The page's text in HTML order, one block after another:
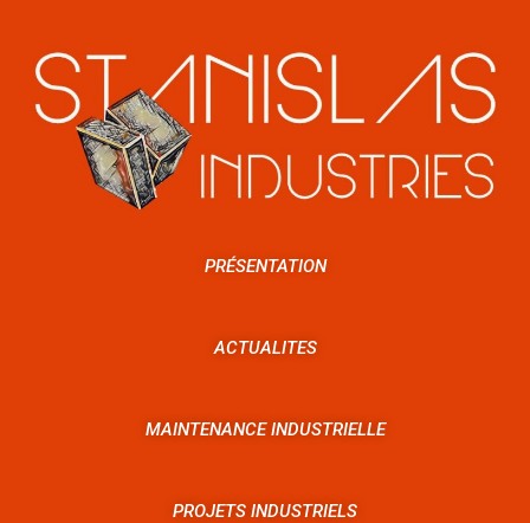
PRÉSENTATION
ACTUALITES
MAINTENANCE INDUSTRIELLE
PROJETS INDUSTRIELS